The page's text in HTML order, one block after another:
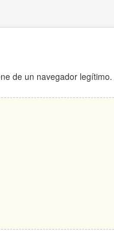
de un navegador legítimo.